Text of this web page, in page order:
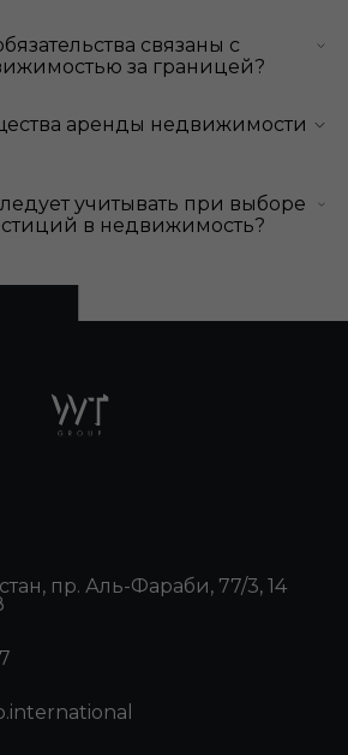
связаны с
за границей?
аренды недвижимости
учитывать при выборе
в недвижимость?
пр. Аль-Фараби, 77/3, 14